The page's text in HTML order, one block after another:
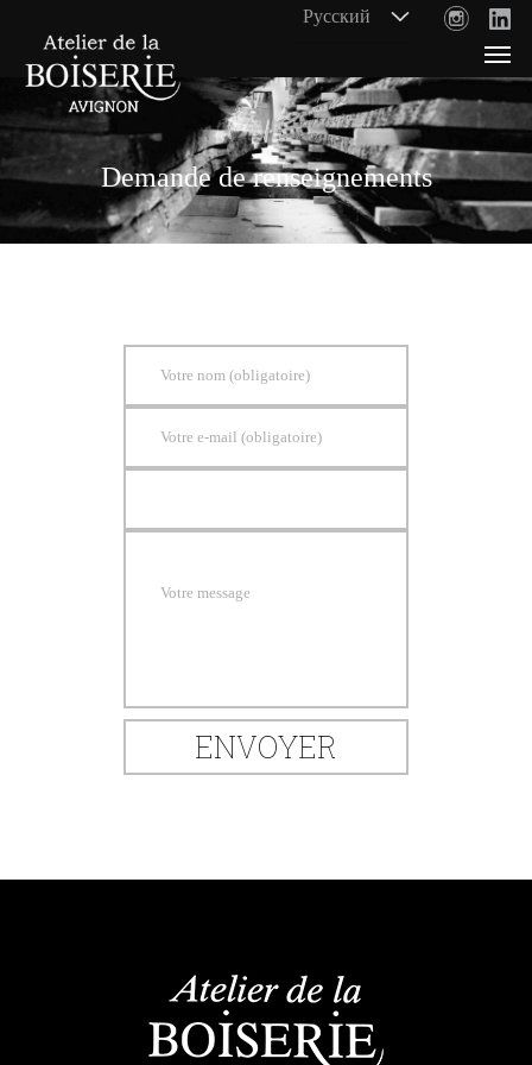
Demande de renseignements
Votre nom (obligatoire)
Votre e-mail (obligatoire)
Votre message